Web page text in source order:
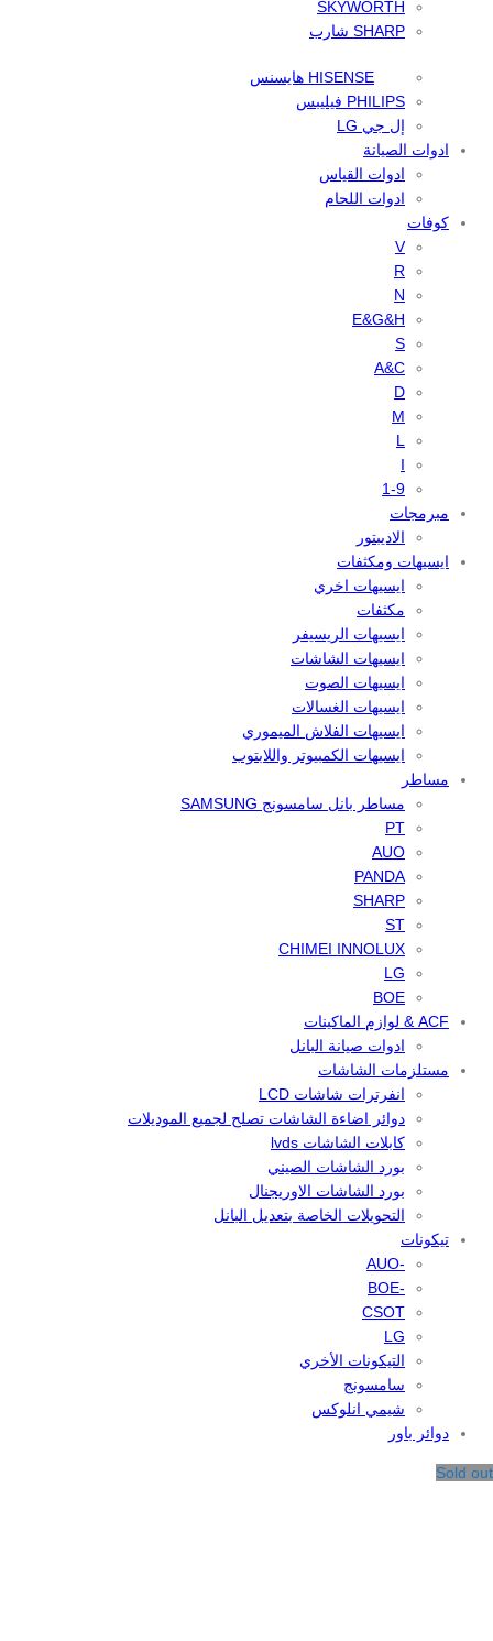
SKYWORTH
SHARP شارب
HISENSE هايسنس
PHILIPS فيليبس
إل جي LG
ادوات الصيانة
ادوات القياس
ادوات اللحام
كوفات
V
R
N
E&G&H
S
A&C
D
M
L
I
1-9
مبرمجات
الاديبتور
ايسيهات ومكثفات
ايسيهات اخري
مكثفات
ايسيهات الريسيفر
ايسيهات الشاشات
ايسيهات الصوت
ايسيهات الغسالات
ايسيهات الفلاش الميموري
ايسيهات الكمبيوتر واللابتوب
مساطر
مساطر بانل سامسونج SAMSUNG
PT
AUO
PANDA
SHARP
ST
CHIMEI INNOLUX
LG
BOE
ACF & لوازم الماكينات
ادوات صيانة البانل
مستلزمات الشاشات
انفرترات شاشات LCD
دوائر اضاءة الشاشات تصلح لجميع الموديلات
كابلات الشاشات lvds
بورد الشاشات الصيني
بورد الشاشات الاوريجنال
التحويلات الخاصة بتعديل البانل
تيكونات
-AUO
-BOE
CSOT
LG
التيكونات الأخري
سامسونج
شيمي انلوكس
دوائر باور
Sold out